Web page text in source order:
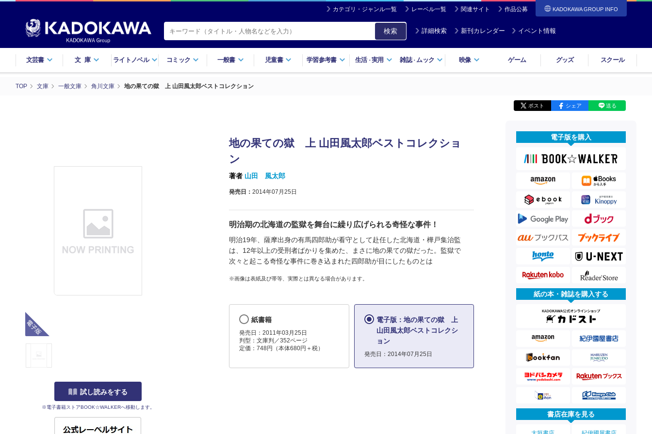
カテゴリ・ジャンル一覧 レーベル一覧 関連サイト 作品公募 KADOKAWA GROUP INFO
検索 詳細検索 新刊カレンダー イベント情報
文芸書 文庫 ライトノベル コミック 一般書 児童書 学習参考書 生活・実用 雑誌・ ムック 映像 ゲーム グッズ スクール
TOP 文庫 一般文庫 角川文庫 地の果ての獄 上 山田風太郎ベストコレクション
ポスト シェア 送る
試し読みをする
※電子書籍ストアBOOK☆WALKERへ移動します。
地の果ての獄 上 山田風太郎ベストコレクショ
ン
著者 山田 風太郎
発売日： 2014年07月25日
明治期の北海道の監獄を舞台に繰り広げられる奇怪な事件！
明治19年、薩摩出身の有馬四郎助が看守として赴任した北海道・樺戸集治監
は、12年以上の受刑者ばかりを集めた、まさに地の果ての獄だった。監獄で
次々と起こる奇怪な事件に巻き込まれた四郎助が目にしたものとは
※画像は表紙及び帯等、実際とは異なる場合があります。
紙書籍
発売日：2011年03月25日
判型：文庫判／352ページ
定価：748円（本体680円＋税）
電子版：地の果ての獄 上
山田風太郎ベストコレクシ
ョン
発売日：2014年07月25日
電子版を購入
紙の本・雑誌を購入する
書店在庫を見る